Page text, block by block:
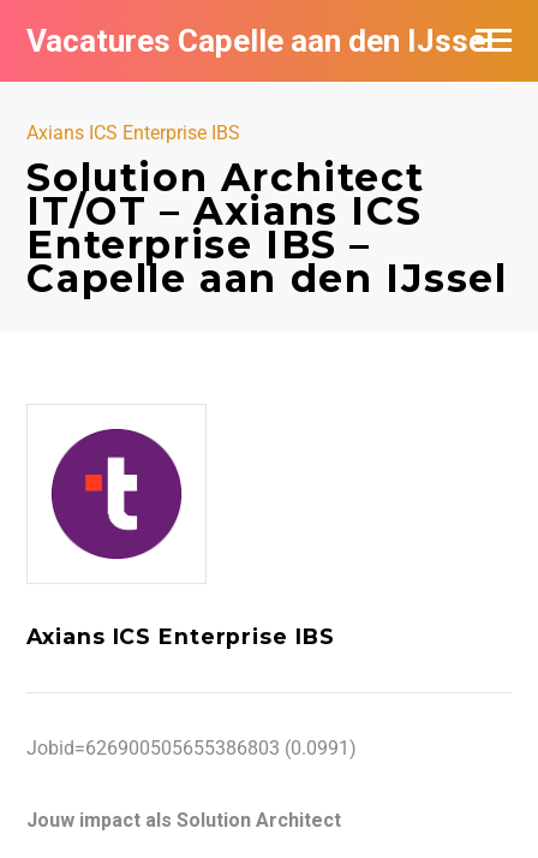
Vacatures Capelle aan den IJssel
Axians ICS Enterprise IBS
Solution Architect
IT/OT – Axians ICS
Enterprise IBS –
Capelle aan den IJssel
Axians ICS Enterprise IBS
Jobid=626900505655386803 (0.0991)
Jouw impact als Solution Architect